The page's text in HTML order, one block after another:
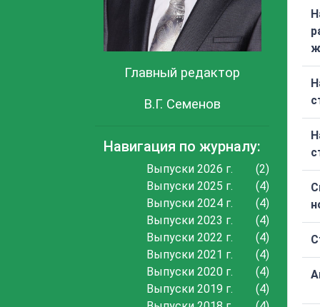
Главный редактор
В.Г. Семенов
Навигация по журналу:
Выпуски 2026 г.
(2)
Выпуски 2025 г.
(4)
Выпуски 2024 г.
(4)
Выпуски 2023 г.
(4)
Выпуски 2022 г.
(4)
Выпуски 2021 г.
(4)
Выпуски 2020 г.
(4)
Выпуски 2019 г.
(4)